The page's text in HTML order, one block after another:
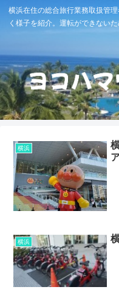
横浜在住の総合旅行業務取扱管
く様子を紹介。運転ができない
横浜
横浜